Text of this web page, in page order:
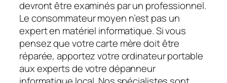
devront être examinés par un professionnel.
Le consommateur moyen n’est pas un
expert en matériel informatique. Si vous
pensez que votre carte mère doit être
réparée, apportez votre ordinateur portable
aux experts de votre dépanneur